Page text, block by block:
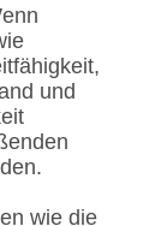
und
wie die